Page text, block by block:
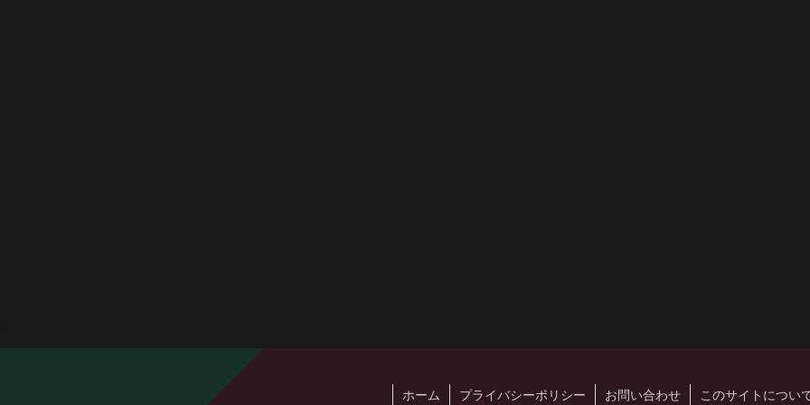
ホーム プライバシーポリシー お問い合わせ このサイトについ